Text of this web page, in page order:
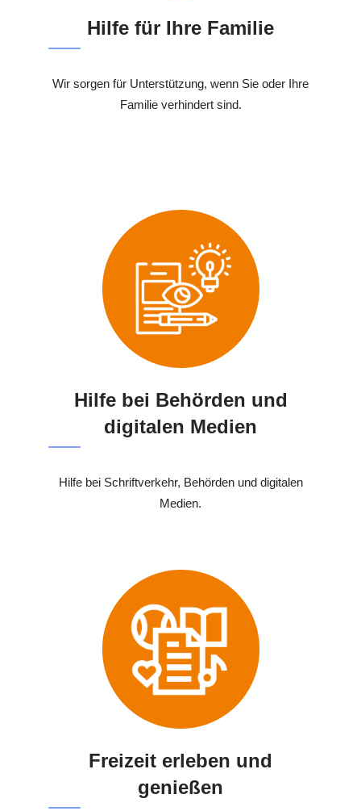
Hilfe für Ihre Familie
Wir sorgen für Unterstützung, wenn Sie oder Ihre
Familie verhindert sind.
Hilfe bei Behörden und
digitalen Medien
Hilfe bei Schriftverkehr, Behörden und digitalen
Medien.
Freizeit erleben und
genießen